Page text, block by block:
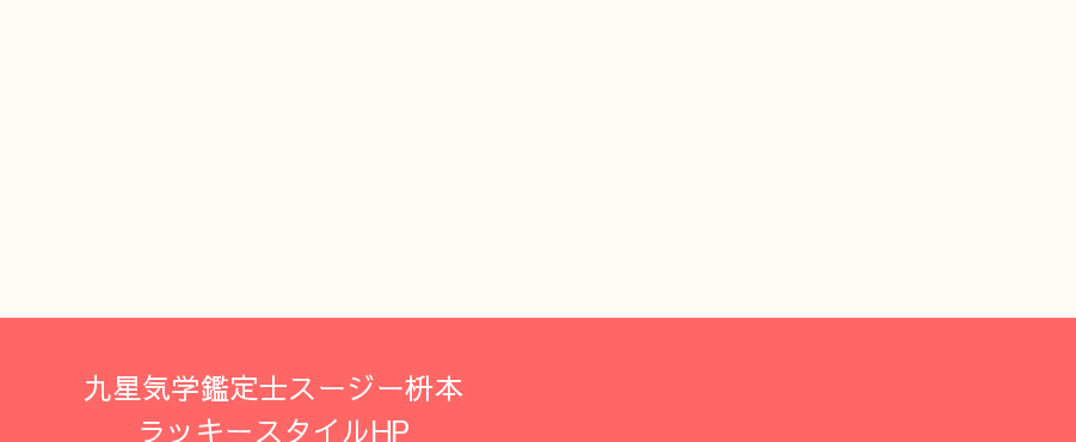
九星気学鑑定士スージー枡本
ラッキースタイルHP